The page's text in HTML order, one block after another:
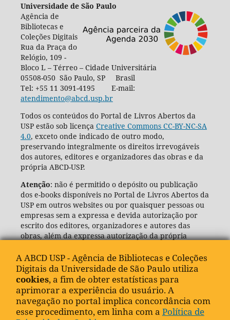
Universidade de São Paulo
Agência de
Bibliotecas e
Coleções Digitais
Rua da Praça do
Relógio, 109 -
Bloco L – Térreo – Cidade Universitária
05508-050 São Paulo, SP Brasil
Tel: +55 11 3091-4195 E-mail:
atendimento@abcd.usp.br
Todos os conteúdos do Portal de Livros Abertos da
USP estão sob licença Creative Commons CC-BY-NC-SA
4.0, exceto onde indicado de outro modo,
preservando integralmente os direitos irrevogáveis
dos autores, editores e organizadores das obras e da
própria ABCD-USP.
Atenção: não é permitido o depósito ou publicação
dos e-books disponíveis no Portal de Livros Abertos da
USP em outros websites ou por quaisquer pessoas ou
empresas sem a expressa e devida autorização por
escrito dos editores, organizadores e autores das
obras, além da expressa autorização da própria
(ABCD-USP).
A ABCD USP - Agência de Bibliotecas e Coleções
Digitais da Universidade de São Paulo utiliza
cookies, a fim de obter estatísticas para
aprimorar a experiência do usuário. A
navegação no portal implica concordância com
esse procedimento, em linha com a Política de